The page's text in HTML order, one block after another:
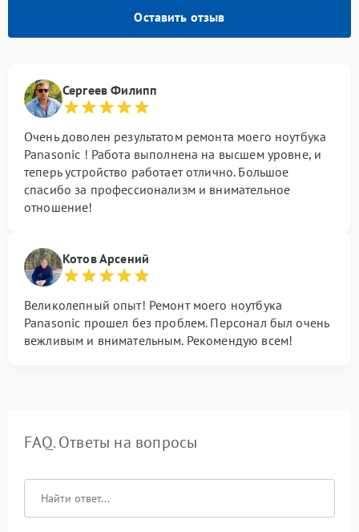
Оставить отзыв
Сергеев Филипп
Очень доволен результатом ремонта моего ноутбука
Panasonic ! Работа выполнена на высшем уровне, и
теперь устройство работает отлично. Большое
спасибо за профессионализм и внимательное
отношение!
Котов Арсений
Великолепный опыт! Ремонт моего ноутбука
Panasonic прошел без проблем. Персонал был очень
вежливым и внимательным. Рекомендую всем!
FAQ. Ответы на вопросы